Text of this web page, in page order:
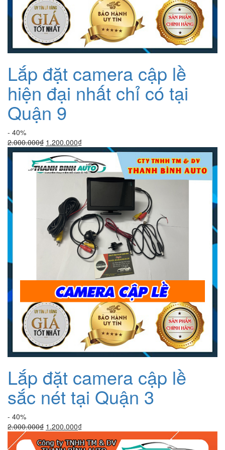
Lắp đặt camera cập lề
hiện đại nhất chỉ có tại
Quận 9
- 40%
2.000.000₫ Giá
gốc
là:
2.000.000₫.
1.200.000₫Giá
hiện
tại
là:
1.200.000₫.
Lắp đặt camera cập lề
sắc nét tại Quận 3
- 40%
2.000.000₫ Giá
là:
1.200.000₫Giá
tại